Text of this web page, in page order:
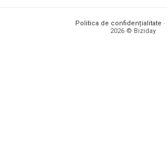
Politica de confidențialitate ·
2026 © Biziday